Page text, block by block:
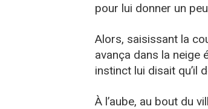
pour lui donner un
Alors, saisissant la
avança dans la neige
instinct lui disait qu’il
À l’aube, au bout du